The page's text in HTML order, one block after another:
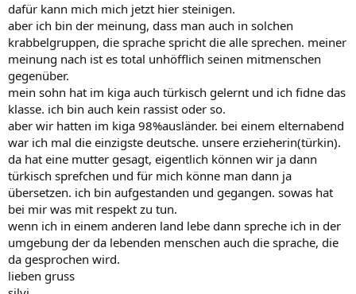
dafür kann mich mich jetzt hier steinigen.
aber ich bin der meinung, dass man auch in solchen
krabbelgruppen, die sprache spricht die alle sprechen. meiner
meinung nach ist es total unhöfflich seinen mitmenschen
gegenüber.
mein sohn hat im kiga auch türkisch gelernt und ich fidne das
klasse. ich bin auch kein rassist oder so.
aber wir hatten im kiga 98%ausländer. bei einem elternabend
war ich mal die einzigste deutsche. unsere erzieherin(türkin).
da hat eine mutter gesagt, eigentlich können wir ja dann
türkisch sprefchen und für mich könne man dann ja
übersetzen. ich bin aufgestanden und gegangen. sowas hat
bei mir was mit respekt zu tun.
wenn ich in einem anderen land lebe dann spreche ich in der
umgebung der da lebenden menschen auch die sprache, die
da gesprochen wird.
lieben gruss